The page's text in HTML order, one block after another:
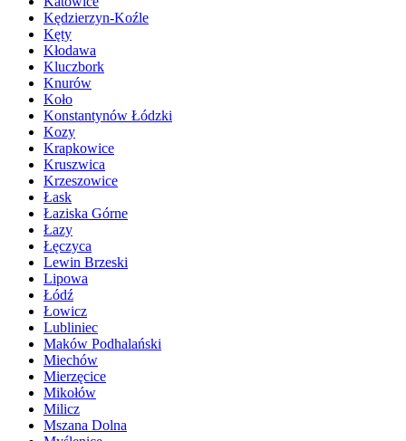
Kędzierzyn-Koźle
Kęty
Kłodawa
Kluczbork
Knurów
Koło
Konstantynów Łódzki
Kozy
Krapkowice
Kruszwica
Krzeszowice
Łask
Łaziska Górne
Łazy
Łęczyca
Lewin Brzeski
Lipowa
Łódź
Łowicz
Lubliniec
Maków Podhalański
Miechów
Mierzęcice
Mikołów
Milicz
Mszana Dolna